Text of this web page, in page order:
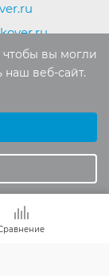
чтобы вы могли
наш веб-сайт.